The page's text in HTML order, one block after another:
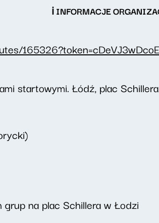
ℹ️ INFORMACJE
startowymi. Łódź, plac
na plac Schillera w Łodzi